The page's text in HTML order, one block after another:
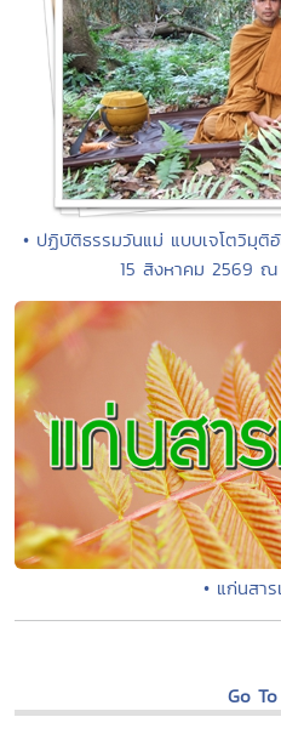
• ปฏิบัติธรรมวันแม่ แบบเจโตวิมุติ
15 สิงหาคม 2569
• แก่นสา
Go